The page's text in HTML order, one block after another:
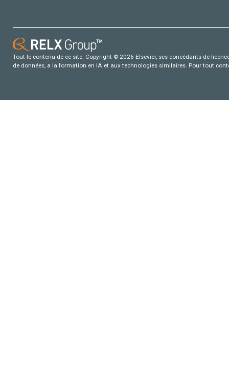
Tout le contenu de ce site: Copyright © 2026 Elsevier, ses concédants de
de données, a la formation en IA et aux technologies similaires. Pour tout